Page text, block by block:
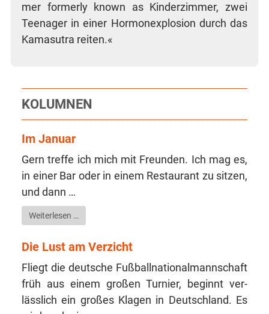
mer form­er­ly known as Kin­der­zim­mer, zwei
Teen­ager in einer Hor­mon­ex­plo­si­on durch das
Kama­su­tra reiten.«
KOLUMNEN
Im Januar
Gern tref­fe ich mich mit Freun­den. Ich mag es,
in einer Bar oder in einem Restau­rant zu sit­zen,
und dann …
Wei­ter­le­sen …
Die Lust am Verzicht
Fliegt die deut­sche Fuß­ball­na­tio­nal­mann­schaft
früh aus ei­nem gro­ßen Tur­nier, beginnt ver­
lässlich ein gro­ßes Kla­gen in Deutsch­land. Es